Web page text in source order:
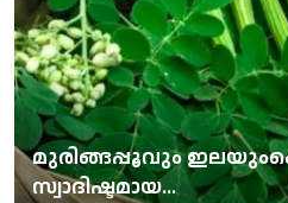
മുരിങ്ങപ്പൂവും
സ്വാദിഷ്ടമായ...